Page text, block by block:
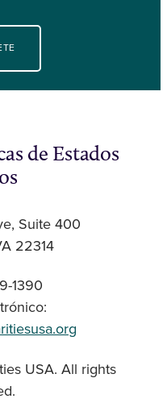
de Estados
Suite 400
22314
1390
USA. All rights